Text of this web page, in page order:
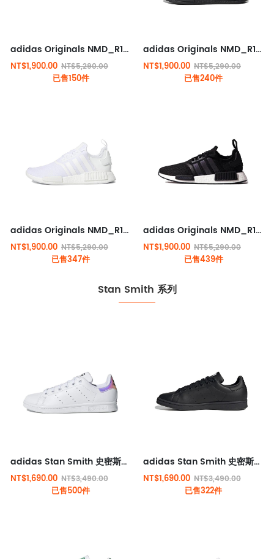
adidas Originals NMD_R1 運動鞋 黑藍紅
NT$1,900.00 NT$5,290.00
已售150件
adidas Originals NMD_R1 運動鞋 純黑
NT$1,900.00 NT$5,290.00
已售240件
adidas Originals NMD_R1 運動鞋 純白
NT$1,900.00 NT$5,290.00
已售347件
adidas Originals NMD_R1 運動鞋 黑白
NT$1,900.00 NT$5,290.00
已售439件
Stan Smith 系列
adidas Stan Smith 史密斯經典板款 白炫彩
NT$1,690.00 NT$3,490.00
已售500件
adidas Stan Smith 史密斯經典板款 純黑
NT$1,690.00 NT$3,490.00
已售322件